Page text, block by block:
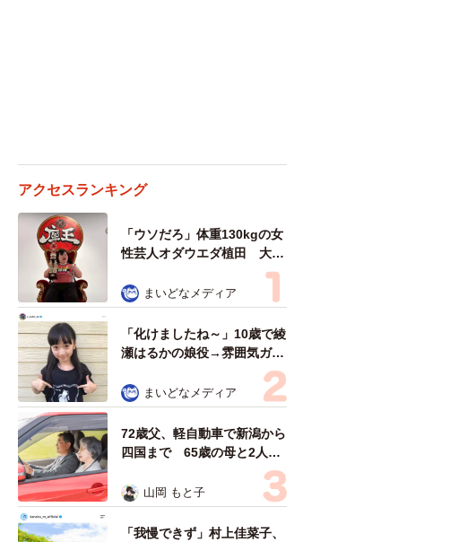
アクセスランキング
「ウソだろ」体重130kgの女
性芸人オダウエダ植田 大学
時代のほっそり姿に「マジ
で」 まいどなメディア
「化けましたね～」10歳で綾
瀬はるかの娘役→雰囲気ガラ
リの18歳に成長 「メイクで
雰囲気が」「宝塚に入れそ
う」
まいどなメディア
72歳父、軽自動車で新潟から
四国まで 65歳の母と2人で
3泊4日の旅 パーキングの休
憩まで分刻み… 「大学生で
も組まねえよ！」
山岡 もと子
「我慢できず」村上佳菜子、